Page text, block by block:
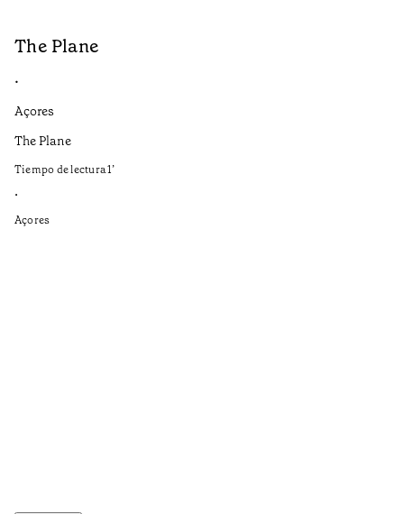
The Plane
•
Açores
The Plane
Tiempo de lectura1’
•
Açores